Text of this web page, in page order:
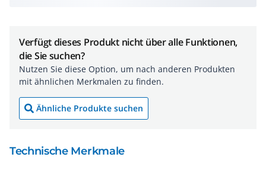
Verfügt dieses Produkt nicht über alle Funktionen,
die Sie suchen?
Nutzen Sie diese Option, um nach anderen Produkten
mit ähnlichen Merkmalen zu finden.
Ähnliche Produkte suchen
Technische Merkmale